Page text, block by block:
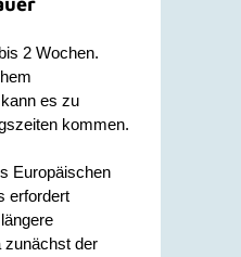
2 Wochen.
es zu
kommen.
Europäischen
erfordert
zunächst der